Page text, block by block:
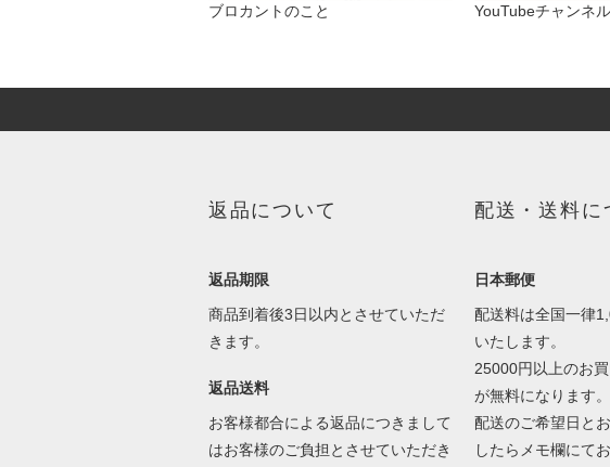
ブロカントのこと YouTubeチャンネル
返品について
返品期限
商品到着後3日以内とさせていただ
きます。
返品送料
お客様都合による返品につきまして
はお客様のご負担とさせていただき
配送・送料に
日本郵便
配送料は全国一律
いたします。
25000円以上のお
が無料になります。
配送のご希望日と
したらメモ欄にて